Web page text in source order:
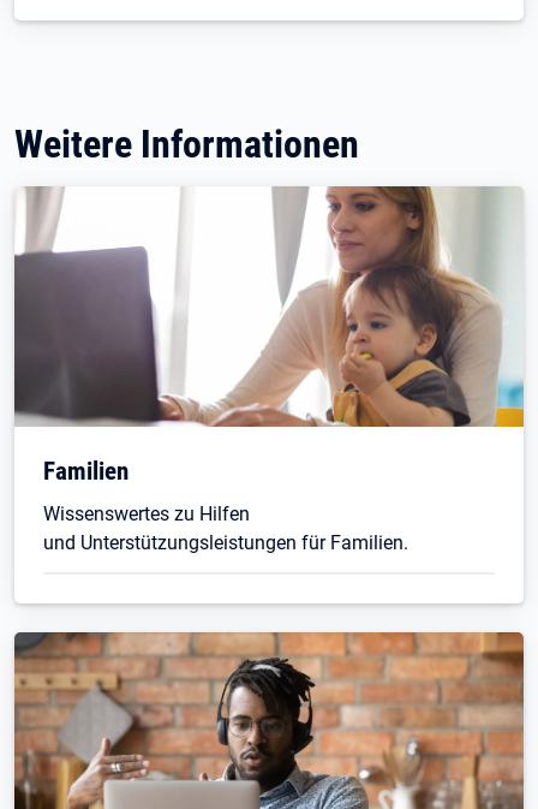
Weitere Informationen
Familien
Wissenswertes zu Hilfen
und Unterstützungsleistungen für Familien.